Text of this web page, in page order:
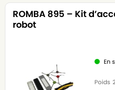
ROMBA 895 – Kit
robot
En
Poids